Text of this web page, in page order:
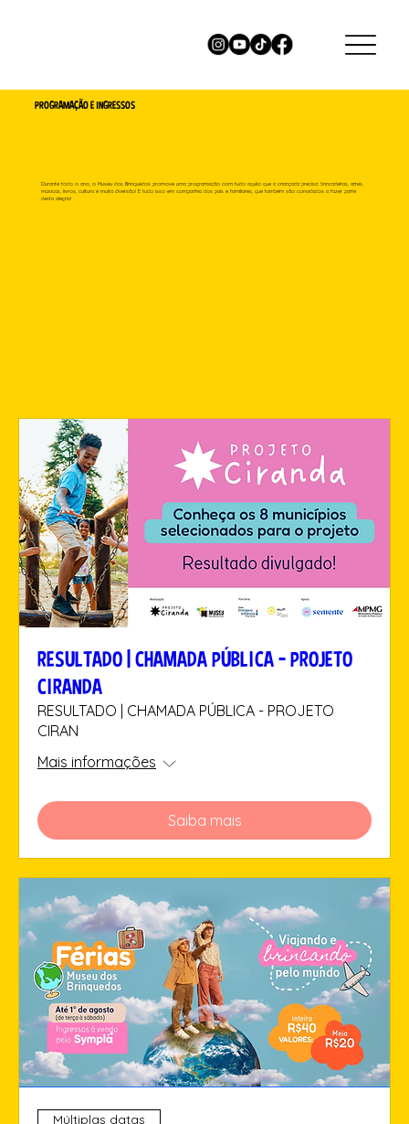
PROGRAMAÇÃO E INGRESSOS
Durante todo o ano, o Museu dos Brinquedos promove uma programação com tudo aquilo que a criançada precisa: brincadeiras, artes,
músicas, livros, cultura e muita diversão! E tudo isso em companhia dos pais e familiares, que também são convidados a fazer parte
desta alegria!
RESULTADO | CHAMADA PÚBLICA - PROJETO
CIRANDA
RESULTADO | CHAMADA PÚBLICA - PROJETO
CIRAN
Mais informações
Saiba mais
Múltiplas datas